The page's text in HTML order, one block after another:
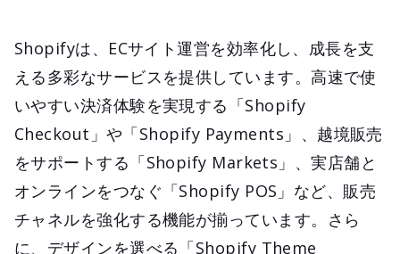
Shopifyは、ECサイト運営を効率化し、成長を支
える多彩なサービスを提供しています。高速で使
いやすい決済体験を実現する「Shopify
Checkout」や「Shopify Payments」、越境販売
をサポートする「Shopify Markets」、実店舗と
オンラインをつなぐ「Shopify POS」など、販売
チャネルを強化する機能が揃っています。さら
に、デザインを選べる「Shopify Theme